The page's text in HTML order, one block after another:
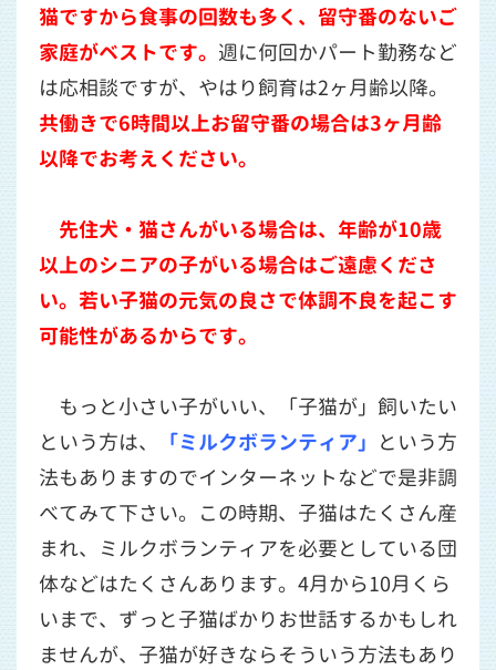
猫ですから食事の回数も多く、留守番のないご
家庭がベストです。 週に何回かパート勤務など
は応相談ですが、やはり飼育は2ヶ月齢以降。
共働きで6時間以上お留守番の場合は3ヶ月齢
以降でお考えください。
先住犬・猫さんがいる場合は、年齢が10歳
以上のシニアの子がいる場合はご遠慮くださ
い。若い子猫の元気の良さで体調不良を起こす
可能性があるからです。
もっと小さい子がいい、「子猫が」飼いたい
という方は、
「ミルクボランティア」 という方
法もありますのでインターネットなどで是非調
べてみて下さい。この時期、子猫はたくさん産
まれ、ミルクボランティアを必要としている団
体などはたくさんあります。4月から10月くら
いまで、ずっと子猫ばかりお世話するかもしれ
ませんが、子猫が好きならそういう方法もあり